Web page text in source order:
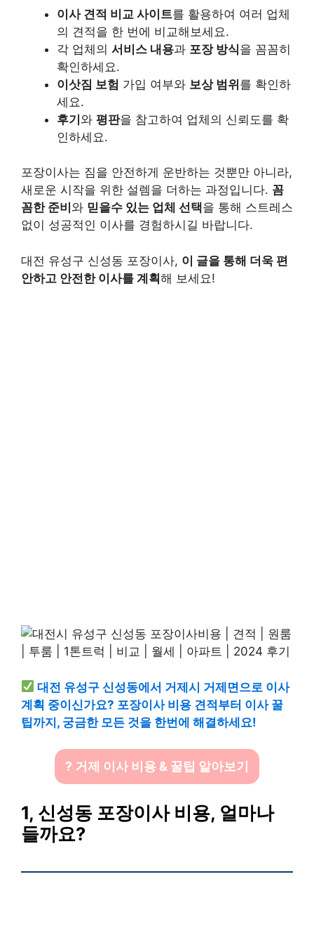
이사 견적 비교 사이트를 활용하여 여러 업체
의 견적을 한 번에 비교해보세요.
각 업체의 서비스 내용과 포장 방식을 꼼꼼히
확인하세요.
이삿짐 보험 가입 여부와 보상 범위를 확인하
세요.
후기와 평판을 참고하여 업체의 신뢰도를 확
인하세요.
포장이사는 짐을 안전하게 운반하는 것뿐만 아니라,
새로운 시작을 위한 설렘을 더하는 과정입니다. 꼼
꼼한 준비 와 믿을수 있는 업체 선택을 통해 스트레스
없이 성공적인 이사를 경험하시길 바랍니다.
대전 유성구 신성동 포장이사, 이 글을 통해 더욱 편
안하고 안전한 이사를 계획해 보세요!
대전 유성구 신성동에서 거제시 거제면으로 이사
계획 중이신가요? 포장이사 비용 견적부터 이사 꿀
팁까지, 궁금한 모든 것을 한번에 해결하세요!
? 거제 이사 비용 & 꿀팁 알아보기
1, 신성동 포장이사 비용, 얼마나
들까요?